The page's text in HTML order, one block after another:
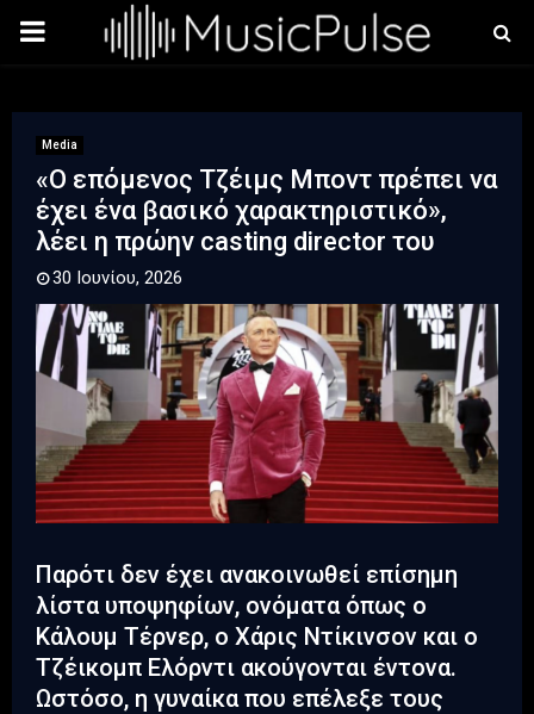
PRIMARY
Media
«Ο επόμενος Τζέιμς Μποντ πρέπει να
έχει ένα βασικό χαρακτηριστικό»,
λέει η πρώην casting director του
30 Ιουνίου, 2026
Παρότι δεν έχει ανακοινωθεί επίσημη
λίστα υποψηφίων, ονόματα όπως ο
Κάλουμ Τέρνερ, ο Χάρις Ντίκινσον και ο
Τζέικομπ Ελόρντι ακούγονται έντονα.
Ωστόσο, η γυναίκα που επέλεξε τους